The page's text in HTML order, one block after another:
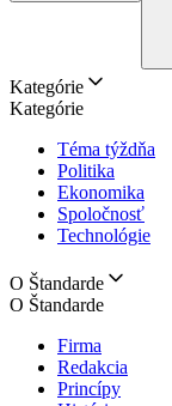
Kategórie
Kategórie
Téma týždňa
Politika
Ekonomika
Spoločnosť
Technológie
O Štandarde
O Štandarde
Firma
Redakcia
Princípy